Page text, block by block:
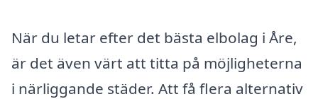
När du letar efter det bästa elbolag i Åre,
är det även värt att titta på möjligheterna
i närliggande städer. Att få flera alternativ